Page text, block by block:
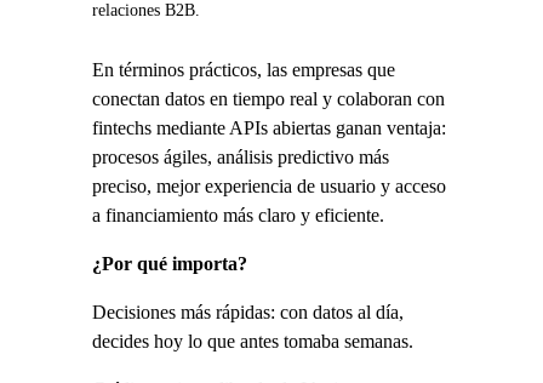
relaciones B2B.
En términos prácticos, las empresas que
conectan datos en tiempo real y colaboran con
fintechs mediante APIs abiertas ganan ventaja:
procesos ágiles, análisis predictivo más
preciso, mejor experiencia de usuario y acceso
a financiamiento más claro y eficiente.
¿Por qué importa?
Decisiones más rápidas: con datos al día,
decides hoy lo que antes tomaba semanas.